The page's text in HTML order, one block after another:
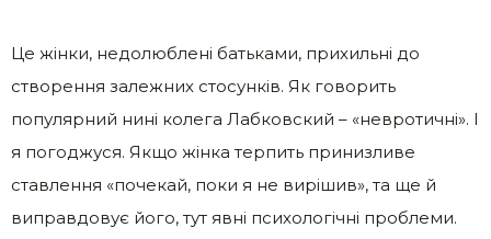
Це жінки, недолюблені батьками, прихильні до
створення залежних стосунків. Як говорить
популярний нині колега Лабковский – «невротичні». І
я погоджуся. Якщо жінка терпить принизливе
ставлення «почекай, поки я не вирішив», та ще й
виправдовує його, тут явні психологічні проблеми.